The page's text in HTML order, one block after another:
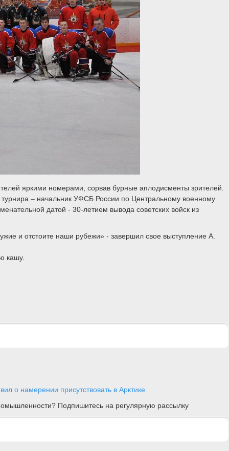
яркими номерами, сорвав бурные аплодисменты зрителей.
турнира – начальник УФСБ России по Центральному военному
датой - 30-летием вывода советских войск из
и отстоите наши рубежи» - завершил свое выступление А.
кашу.
о намерении присутствовать в Арктике
Подпишитесь на регулярную рассылку